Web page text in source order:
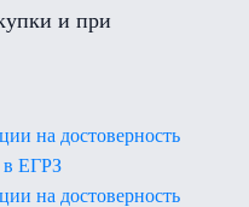
и при
на достоверность
в ЕГРЗ
на достоверность